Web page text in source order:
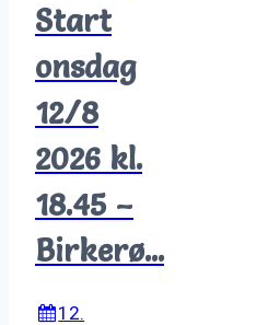
Start
onsdag
12/8
2026 kl.
18.45 –
Birkerø...
12.